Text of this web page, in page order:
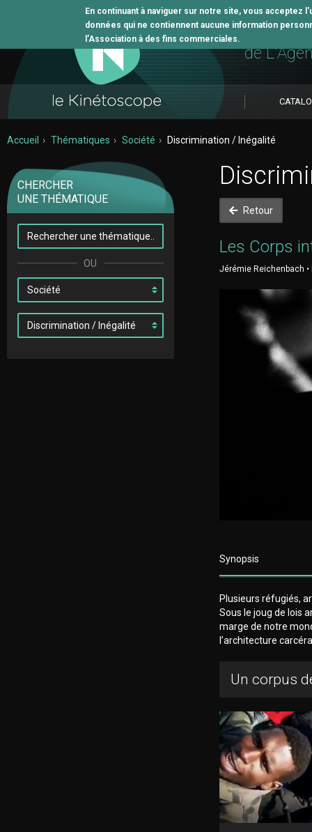
En continuant à naviguer sur notre site, vous
données qui ne contiennent aucune information
l’Association à des fins commerciales. L'outil
de
Accueil Thématiques Société Discrimination / Inégalité
CHERCHER
UNE THÉMATIQUE
Retour
Les Corps
Jérémie Reichenbach •
Synopsis
Plusieurs réfugiés,
Sous le joug de lois
marge de notre
l’architecture
Un corpus